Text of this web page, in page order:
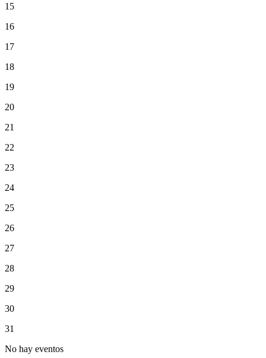
15
16
17
18
19
20
21
22
23
24
25
26
27
28
29
30
31
No hay eventos